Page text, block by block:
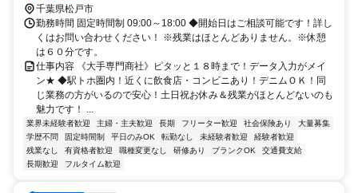
千葉県松戸市
勤務時間 固定時間制 09:00～18:00 ◆開始日はご相談可能です！詳し
くはお問い合わせください！ ※残業はほとんどありません。※休憩
は６０分です。
仕事内容 《大手専門商社》ピタッと１８時まで！データ入力がメイ
ン★ ◆駅トホ圏内！近くに飲食店・コンビニあり！デニムＯＫ！同
じ業務の方がいるので安心！土日祝お休み＆残業がほとんどないのも
魅力です！ ...
業界未経験者歓迎 主婦・主夫歓迎 長期 フリーター歓迎 社会保険あり
大量募集
学歴不問
固定時間制 平日のみOK 転勤なし 未経験者歓迎
経験者歓迎
残業なし
有資格者歓迎 職種変更なし 研修あり ブランクOK
交通費支給
長期歓迎
フルタイム歓迎